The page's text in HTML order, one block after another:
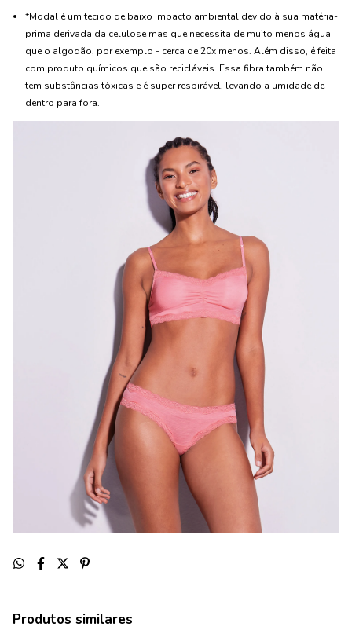
*Modal é um tecido de baixo impacto ambiental devido à sua matéria-
prima derivada da celulose mas que necessita de muito menos água
que o algodão, por exemplo - cerca de 20x menos. Além disso, é feita
com produto químicos que são recicláveis. Essa fibra também não
tem substâncias tóxicas e é super respirável, levando a umidade de
dentro para fora.
Produtos similares